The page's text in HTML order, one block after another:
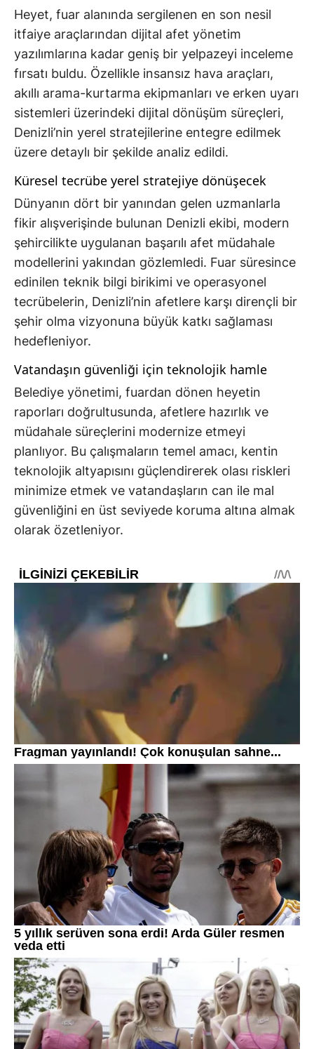
Heyet, fuar alanında sergilenen en son nesil
itfaiye araçlarından dijital afet yönetim
yazılımlarına kadar geniş bir yelpazeyi inceleme
fırsatı buldu. Özellikle insansız hava araçları,
akıllı arama-kurtarma ekipmanları ve erken uyarı
sistemleri üzerindeki dijital dönüşüm süreçleri,
Denizli’nin yerel stratejilerine entegre edilmek
üzere detaylı bir şekilde analiz edildi.
Küresel tecrübe yerel stratejiye dönüşecek
Dünyanın dört bir yanından gelen uzmanlarla
fikir alışverişinde bulunan Denizli ekibi, modern
şehircilikte uygulanan başarılı afet müdahale
modellerini yakından gözlemledi. Fuar süresince
edinilen teknik bilgi birikimi ve operasyonel
tecrübelerin, Denizli’nin afetlere karşı dirençli bir
şehir olma vizyonuna büyük katkı sağlaması
hedefleniyor.
Vatandaşın güvenliği için teknolojik hamle
Belediye yönetimi, fuardan dönen heyetin
raporları doğrultusunda, afetlere hazırlık ve
müdahale süreçlerini modernize etmeyi
planlıyor. Bu çalışmaların temel amacı, kentin
teknolojik altyapısını güçlendirerek olası riskleri
minimize etmek ve vatandaşların can ile mal
güvenliğini en üst seviyede koruma altına almak
olarak özetleniyor.